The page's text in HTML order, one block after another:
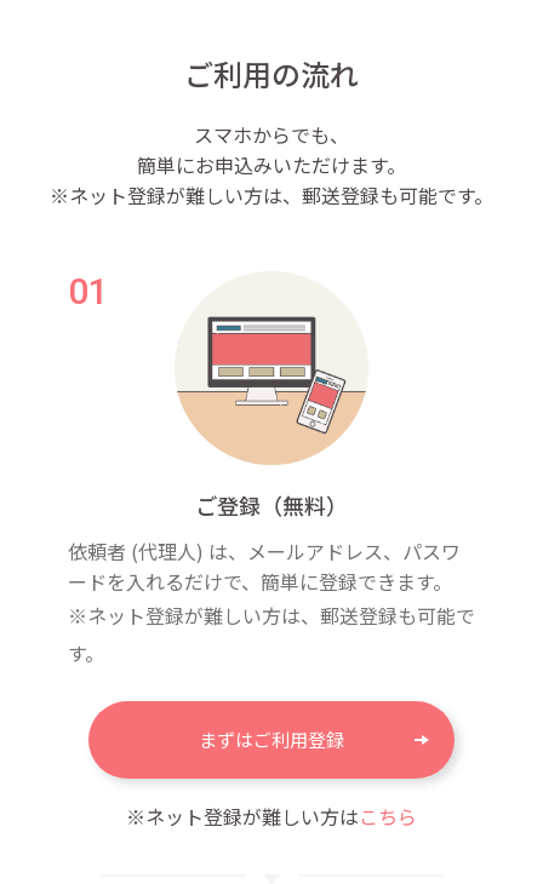
ご利用の流れ
スマホからでも、
簡単にお申込みいただけます。
※ネット登録が難しい方は、郵送登録も可能です。
ご登録（無料）
依頼者 (代理人) は、メールアドレス、パスワ
ードを入れるだけで、簡単に登録できます。
※ネット登録が難しい方は、郵送登録も可能で
す。
まずはご利用登録
※ネット登録が難しい方はこちら